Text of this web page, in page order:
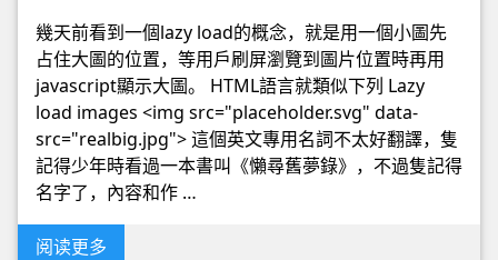
幾天前看到一個lazy load的概念，就是用一個小圖先
占住大圖的位置，等用戶刷屏瀏覽到圖片位置時再用
javascript顯示大圖。 HTML語言就類似下列 Lazy
load images <img src="placeholder.svg" data-
src="realbig.jpg"> 這個英文專用名詞不太好翻譯，隻
記得少年時看過一本書叫《懶尋舊夢錄》，不過隻記得
名字了，內容和作 …
阅读更多